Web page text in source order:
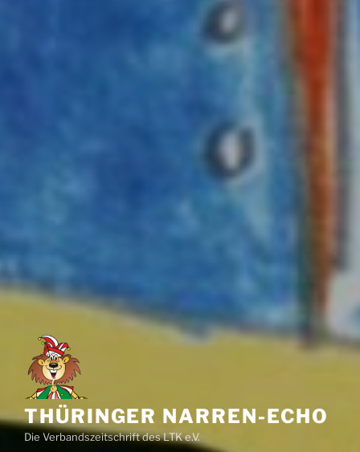
THÜRINGER NARREN-ECHO
Die Verbandszeitschrift des LTK e.V.